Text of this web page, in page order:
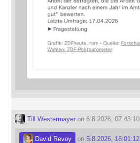
Till Westermayeron 6.8.2026, 07:43:10
David Revoy on 5.8.2026, 16:01:12